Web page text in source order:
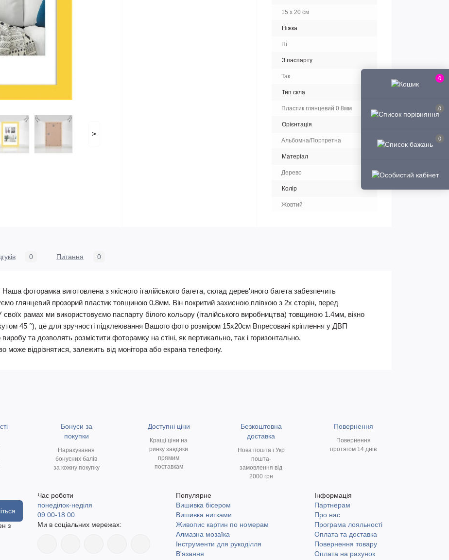
0
0
0
>
15 х 20 см
Ніжка
Ні
З паспарту
Так
Тип скла
Пластик глянцевий 0.8мм
Орієнтація
Альбомна/Портретна
Матеріал
Дерево
Колір
Жовтий
0 Питання 0
фоторамка виготовлена з якісного італійського багета, склад дерев'яного багета забезпечить
глянцевий прозорий пластик товщиною 0.8мм. Він покритий захисною плівкою з 2х сторін, перед
своїх рамах ми використовуємо паспарту білого кольору (італійського виробництва) товщиною 1.4мм, вікно
45 °), це для зручності підклеювання Вашого фото розміром 15х20см Впресовані кріплення у ДВП
виробу та дозволять розмістити фоторамку на стіні, як вертикально, так і горизонтально.
може відрізнятися, залежить від монітора або екрана телефону.
Бонуси за
покупки
Нарахування
бонусних балів
за кожну покупку
Доступні ціни
Кращі ціни на
ринку завдяки
прямим
поставкам
Безкоштовна
доставка
Нова пошта і Укр
пошта-
замовлення від
2000 грн
Повернення
Повернення
протягом 14 днів
з
Час роботи
понеділок-неділя
09:00-18:00
Ми в соціальних мережах:
Популярне
Вишивка бісером
Вишивка нитками
Живопис картин по номерам
Алмазна мозаїка
Інструменти для рукоділля
В'язання
Інформація
Партнерам
Про нас
Програма лояльності
Оплата та доставка
Повернення товару
Оплата на рахунок